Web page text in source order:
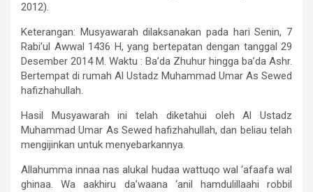
2012).
Keterangan: Musyawarah dilaksanakan pada hari Senin, 7
Rabi’ul Awwal 1436 H, yang bertepatan dengan tanggal 29
Desember 2014 M. Waktu : Ba’da Zhuhur hingga ba’da Ashr.
Bertempat di rumah Al Ustadz Muhammad Umar As Sewed
hafizhahullah.
Hasil Musyawarah ini telah diketahui oleh Al Ustadz
Muhammad Umar As Sewed hafizhahullah, dan beliau telah
mengijinkan untuk menyebarkannya.
Allahumma innaa nas alukal hudaa wattuqo wal ‘afaafa wal
ghinaa. Wa aakhiru da’waana ‘anil hamdulillaahi robbil